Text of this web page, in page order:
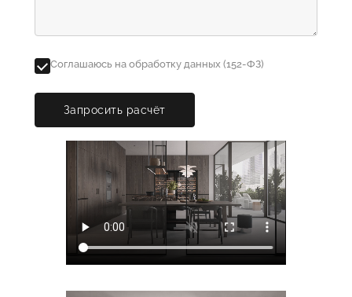
Соглашаюсь на обработку данных (152-ФЗ)
Запросить расчёт